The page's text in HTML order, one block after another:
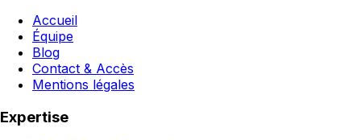
Accueil
Équipe
Blog
Contact & Accès
Mentions légales
Expertise